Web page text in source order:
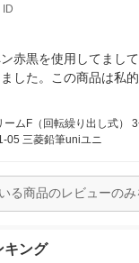
ID
赤黒を使用してまし
した。この商品は私
ムF（回転繰り出し式）
05 三菱鉛筆uniユニ
る商品のレビューのみ
キング